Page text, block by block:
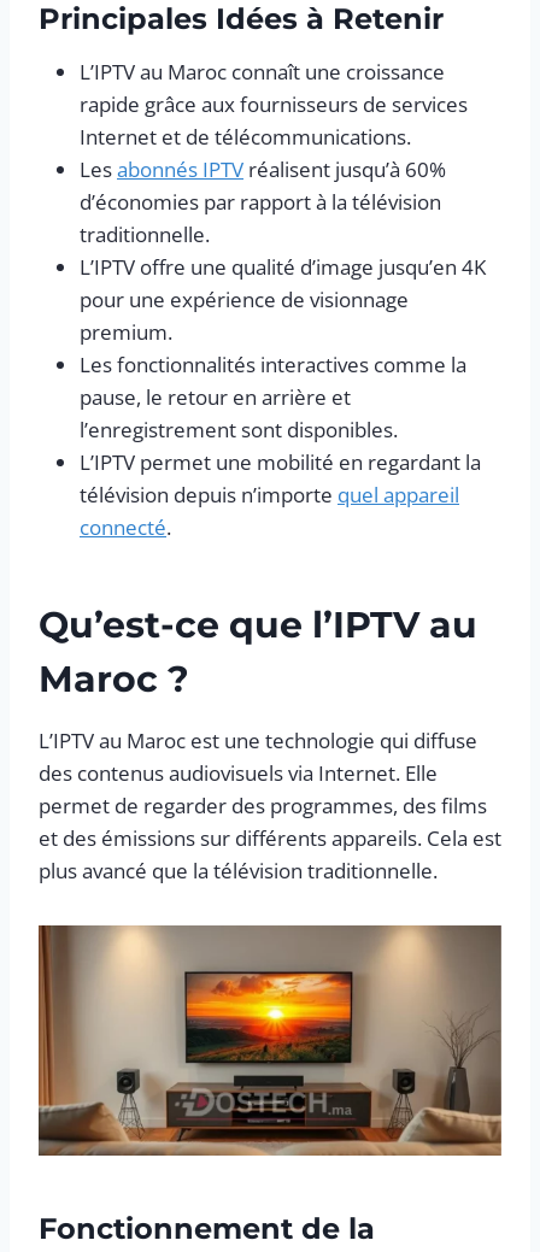
Principales Idées à Retenir
L’IPTV au Maroc connaît une croissance
rapide grâce aux fournisseurs de services
Internet et de télécommunications.
Lesabonnés IPTV réalisent jusqu’à 60%
d’économies par rapport à la télévision
traditionnelle.
L’IPTV offre une qualité d’image jusqu’en 4K
pour une expérience de visionnage
premium.
Les fonctionnalités interactives comme la
pause, le retour en arrière et
l’enregistrement sont disponibles.
L’IPTV permet une mobilité en regardant la
télévision depuis n’importe quel appareil
connecté.
Qu’est-ce que l’IPTV au
Maroc ?
L’IPTV au Maroc est une technologie qui diffuse
des contenus audiovisuels via Internet. Elle
permet de regarder des programmes, des films
et des émissions sur différents appareils. Cela est
plus avancé que la télévision traditionnelle.
Fonctionnement de la